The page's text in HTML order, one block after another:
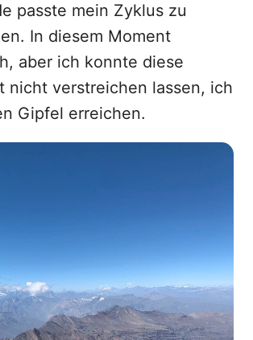
passte mein Zyklus zu
In diesem Moment
aber ich konnte diese
nicht verstreichen lassen, ich
Gipfel erreichen.